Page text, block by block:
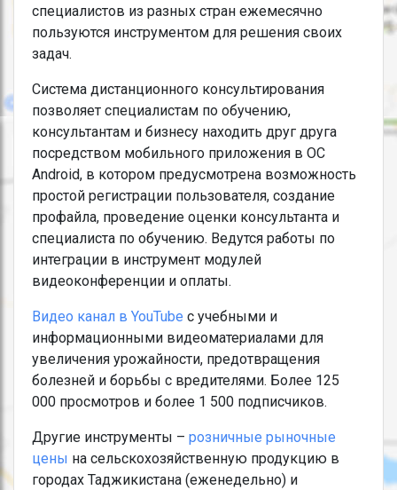
специалистов из разных стран ежемесячно
пользуются инструментом для решения своих
задач.
Система дистанционного консультирования
позволяет специалистам по обучению,
консультантам и бизнесу находить друг друга
посредством мобильного приложения в ОС
Android, в котором предусмотрена возможность
простой регистрации пользователя, создание
профайла, проведение оценки консультанта и
специалиста по обучению. Ведутся работы по
интеграции в инструмент модулей
видеоконференции и оплаты.
Видео канал в YouTube c учебными и
информационными видеоматериалами для
увеличения урожайности, предотвращения
болезней и борьбы с вредителями. Более 125
000 просмотров и более 1 500 подписчиков.
Другие инструменты – розничные рыночные
цены на сельскохозяйственную продукцию в
городах Таджикистана (еженедельно) и